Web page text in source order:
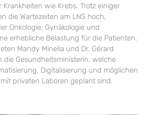
wie Krebs. Trotz einiger
die Wartezeiten am LNS hoch,
Onkologie, Gynäkologie und
erhebliche Belastung für die Patienten.
Mandy Minella und Dr. Gérard
die Gesundheitsministerin, welche
Digitalisierung und möglichen
privaten Laboren geplant sind.